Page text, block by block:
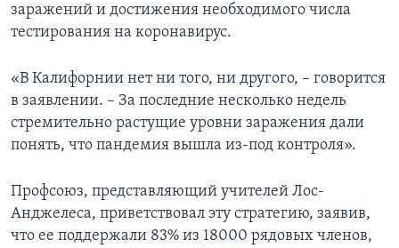
заражений и достижения необходимого числа
тестирования на коронавирус.
«В Калифорнии нет ни того, ни другого, – говорится
в заявлении. – За последние несколько недель
стремительно растущие уровни заражения дали
понять, что пандемия вышла из-под контроля».
Профсоюз, представляющий учителей Лос-
Анджелеса, приветствовал эту стратегию, заявив,
что ее поддержали 83% из 18000 рядовых членов,